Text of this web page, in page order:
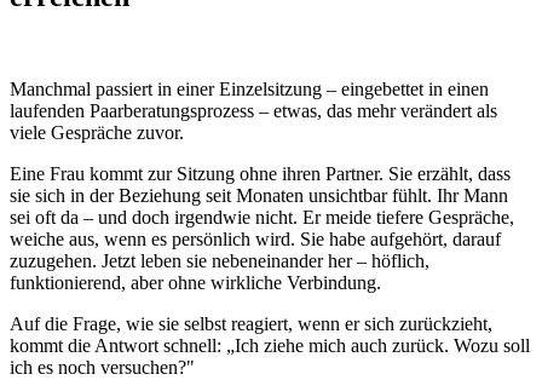
Manchmal passiert in einer Einzelsitzung – eingebettet in einen
laufenden Paarberatungsprozess – etwas, das mehr verändert als
viele Gespräche zuvor.
Eine Frau kommt zur Sitzung ohne ihren Partner. Sie erzählt, dass
sie sich in der Beziehung seit Monaten unsichtbar fühlt. Ihr Mann
sei oft da – und doch irgendwie nicht. Er meide tiefere Gespräche,
weiche aus, wenn es persönlich wird. Sie habe aufgehört, darauf
zuzugehen. Jetzt leben sie nebeneinander her – höflich,
funktionierend, aber ohne wirkliche Verbindung.
Auf die Frage, wie sie selbst reagiert, wenn er sich zurückzieht,
kommt die Antwort schnell: „Ich ziehe mich auch zurück. Wozu soll
ich es noch versuchen?"